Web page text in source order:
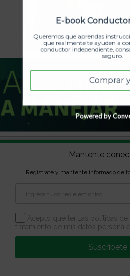
propiedad de la Escuela Andina
reservados
Aviso Legal Política de Privacidad
Mantente
Regístrate y mantente informado de
Acepto que leí Las políticas de
tratamiento de mis datos
Suscríbete
E-book
Queremos que aprendas
que realmente te ayuden a
conductor independiente,
seguro.
Comprar
Powered by